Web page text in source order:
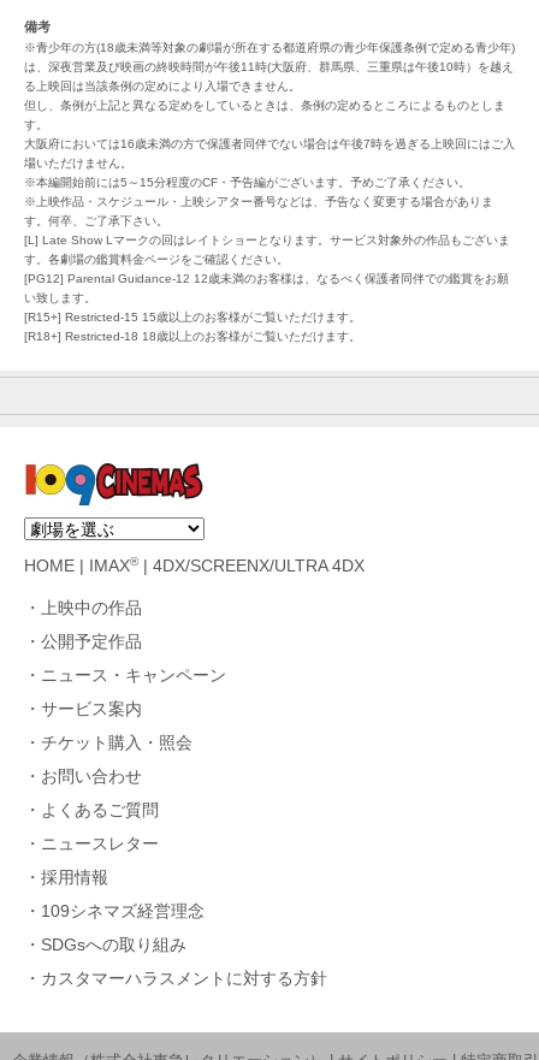
備考
※青少年の方(18歳未満等対象の劇場が所在する都道府県の青少年保護条例で定める青少年)
は、深夜営業及び映画の終映時間が午後11時(大阪府、群馬県、三重県は午後10時）を越え
る上映回は当該条例の定めにより入場できません。
但し、条例が上記と異なる定めをしているときは、条例の定めるところによるものとしま
す。
大阪府においては16歳未満の方で保護者同伴でない場合は午後7時を過ぎる上映回にはご入
場いただけません。
※本編開始前には5～15分程度のCF・予告編がございます。予めご了承ください。
※上映作品・スケジュール・上映シアター番号などは、予告なく変更する場合がありま
す。何卒、ご了承下さい。
[L] Late Show Lマークの回はレイトショーとなります。サービス対象外の作品もございま
す。各劇場の鑑賞料金ページをご確認ください。
[PG12] Parental Guidance-12 12歳未満のお客様は、なるべく保護者同伴での鑑賞をお願
い致します。
[R15+] Restricted-15 15歳以上のお客様がご覧いただけます。
[R18+] Restricted-18 18歳以上のお客様がご覧いただけます。
HOME IMAX®| 4DX/SCREENX/ULTRA 4DX
上映中の作品
公開予定作品
ニュース・キャンペーン
サービス案内
チケット購入・照会
お問い合わせ
よくあるご質問
ニュースレター
採用情報
109シネマズ経営理念
SDGsへの取り組み
カスタマーハラスメントに対する方針